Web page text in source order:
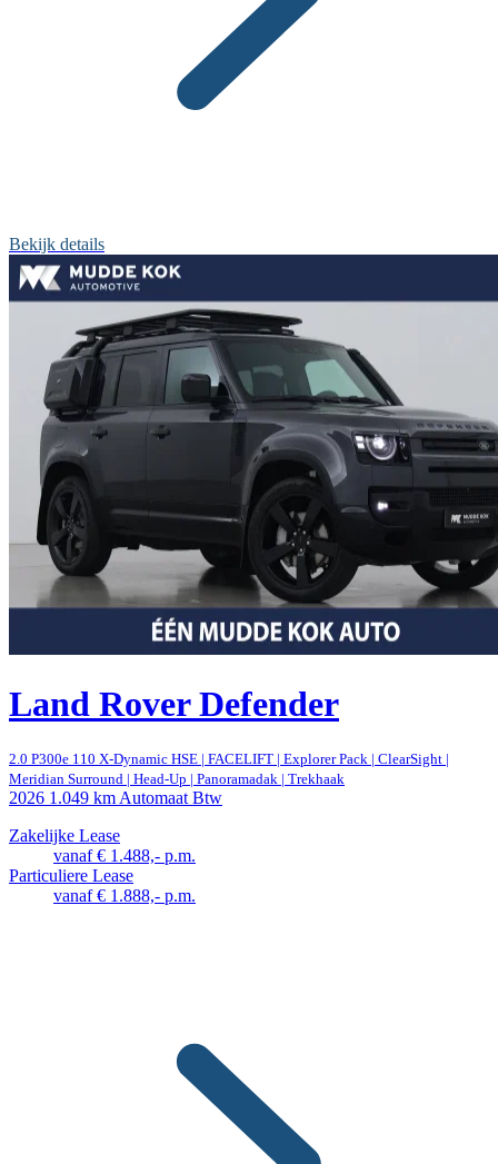
Bekijk details
Land Rover Defender
2.0 P300e 110 X-Dynamic HSE | FACELIFT | Explorer Pack | ClearSight |
Meridian Surround | Head-Up | Panoramadak | Trekhaak
2026 1.049 km Automaat Btw
Zakelijke Lease
vanaf € 1.488,- p.m.
Particuliere Lease
vanaf € 1.888,- p.m.